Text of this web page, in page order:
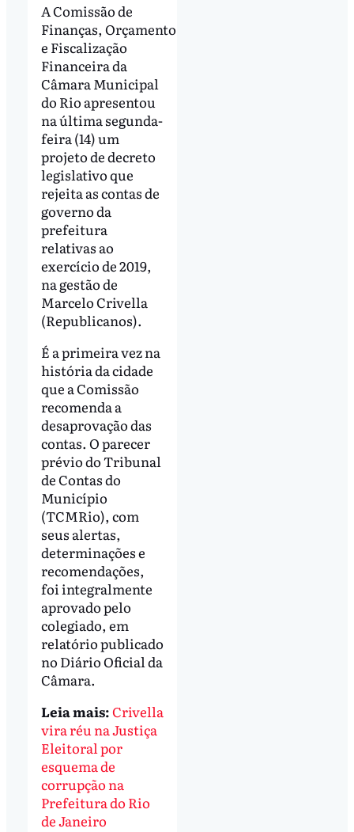
A Comissão de
Finanças, Orçamento
e Fiscalização
Financeira da
Câmara Municipal
do Rio apresentou
na última segunda-
feira (14) um
projeto de decreto
legislativo que
rejeita as contas de
governo da
prefeitura
relativas ao
exercício de 2019,
na gestão de
Marcelo Crivella
(Republicanos).
É a primeira vez na
história da cidade
que a Comissão
recomenda a
desaprovação das
contas. O parecer
prévio do Tribunal
de Contas do
Município
(TCMRio), com
seus alertas,
determinações e
recomendações,
foi integralmente
aprovado pelo
colegiado, em
relatório publicado
no Diário Oficial da
Câmara.
Leia mais:Crivella
vira réu na Justiça
Eleitoral por
esquema de
corrupção na
Prefeitura do Rio
de Janeiro